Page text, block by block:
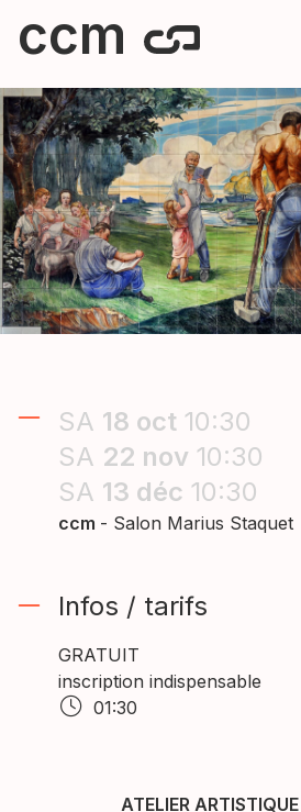
ccm
SA 18 oct 10:30
SA 22 nov 10:30
SA 13 déc 10:30
ccm - Salon Marius Staquet
Infos / tarifs
GRATUIT
inscription indispensable
01:30
ATELIER ARTISTIQUE